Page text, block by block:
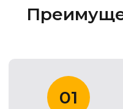
01